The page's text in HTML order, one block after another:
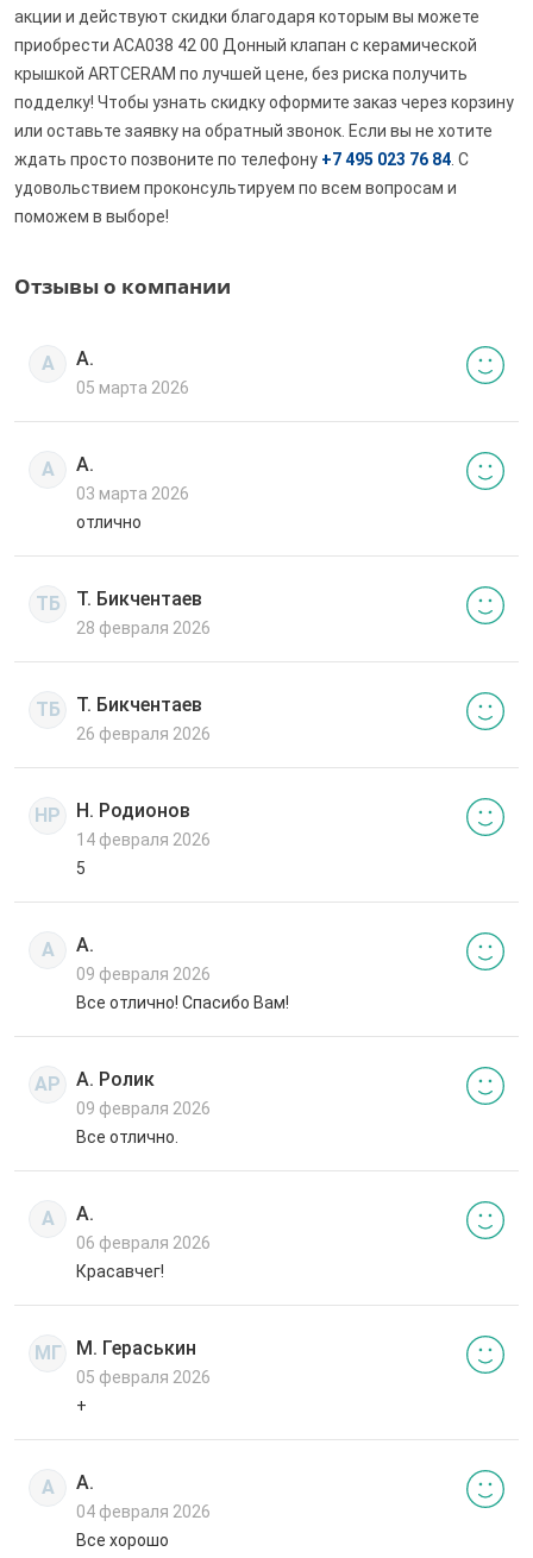
акции и действуют скидки благодаря которым вы можете
приобрести ACA038 42 00 Донный клапан с керамической
крышкой ARTCERAM по лучшей цене, без риска получить
подделку! Чтобы узнать скидку оформите заказ через корзину
или оставьте заявку на обратный звонок. Если вы не хотите
ждать просто позвоните по телефону +7 495 023 76 84 . С
удовольствием проконсультируем по всем вопросам и
поможем в выборе!
Отзывы о компании
А А.
05 марта 2026
А А.
03 марта 2026
отлично
ТБ Т. Бикчентаев
28 февраля 2026
ТБ Т. Бикчентаев
26 февраля 2026
НР Н. Родионов
14 февраля 2026
5
А А.
09 февраля 2026
Все отлично! Спасибо Вам!
АР А. Ролик
09 февраля 2026
Все отлично.
А А.
06 февраля 2026
Красавчег!
МГ М. Гераськин
05 февраля 2026
+
А А.
04 февраля 2026
Все хорошо